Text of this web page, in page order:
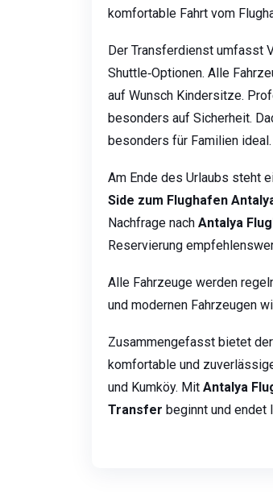
komfortable Fahrt vom
Der Transferdienst umfasst
Shuttle‑Optionen. Alle
auf Wunsch Kindersitze.
besonders auf Sicherheit.
besonders für Familien ideal.
Am Ende des Urlaubs steht
Side zum Flughafen
Nachfrage nach Antalya
Reservierung
Alle Fahrzeuge werden
und modernen Fahrzeugen
Zusammengefasst bietet der
komfortable und
und Kumköy. Mit Antalya
Transfer beginnt und endet